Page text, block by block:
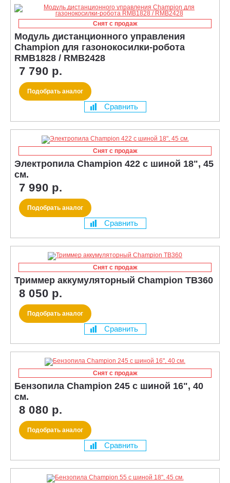
Снят с продаж
Модуль дистанционного управления
Champion для газонокосилки-робота
RMB1828 / RMB2428
7 790 р.
Подобрать аналог
Сравнить
Снят с продаж
Электропила Champion 422 с шиной 18", 45
см.
7 990 р.
Подобрать аналог
Сравнить
Снят с продаж
Триммер аккумуляторный Champion TB360
8 050 р.
Подобрать аналог
Сравнить
Снят с продаж
Бензопила Champion 245 с шиной 16", 40
см.
8 080 р.
Подобрать аналог
Сравнить